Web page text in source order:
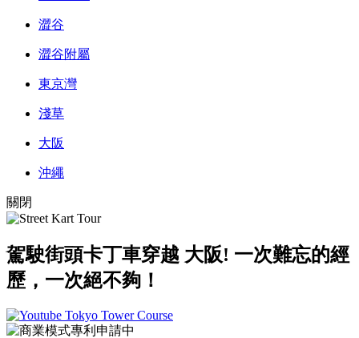
澀谷
澀谷附屬
東京灣
淺草
大阪
沖繩
關閉
駕駛街頭卡丁車穿越 大阪! 一次難忘的經
歷，一次絕不夠！